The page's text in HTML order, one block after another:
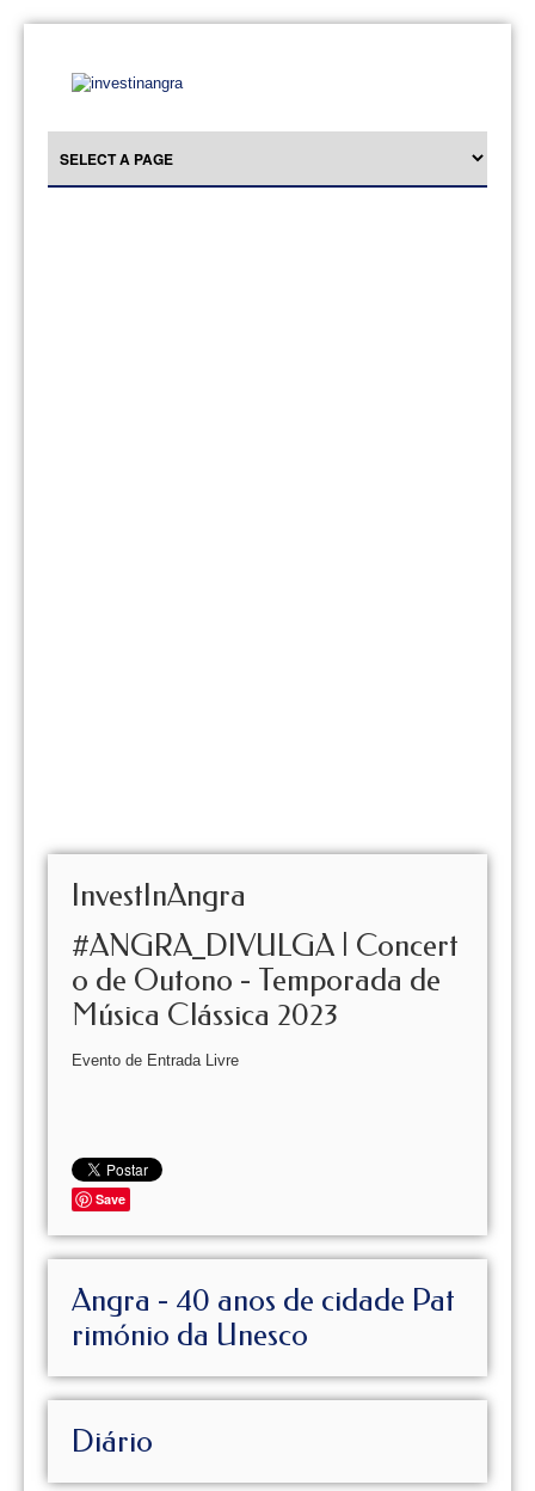
InvestInAngra
#ANGRA_DIVULGA | Concert
o de Outono - Temporada de
Música Clássica 2023
Evento de Entrada Livre
Save
Angra - 40 anos de cidade Pat
rimónio da Unesco
Diário